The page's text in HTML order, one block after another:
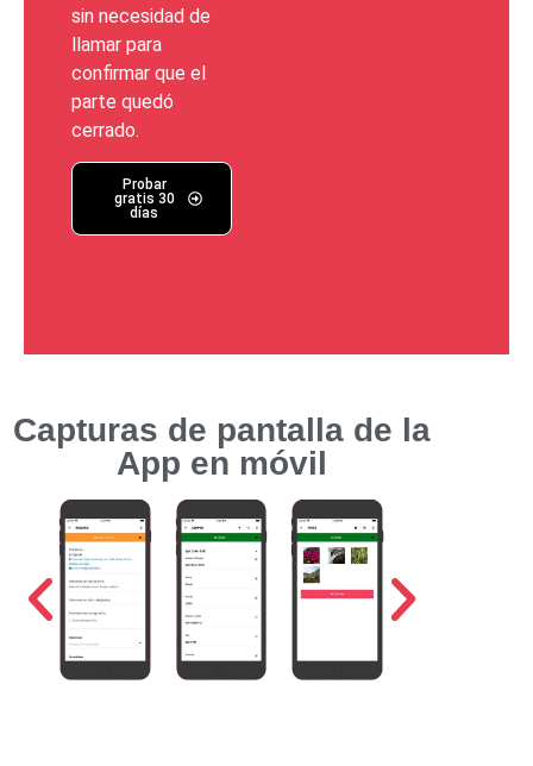
sin necesidad de
llamar para
confirmar que el
parte quedó
cerrado.
Probar
gratis 30
días
Capturas de pantalla de la
App en móvil